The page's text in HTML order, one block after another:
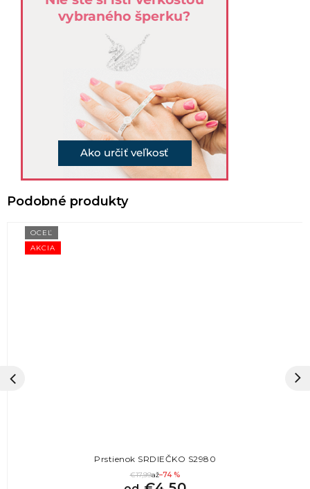
AKCIA
OCEĽ
Prstienok SRDIEČKO S2980
€17,99až–74 %